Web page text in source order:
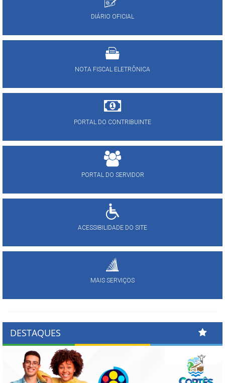
DIÁRIO OFICIAL
NOTA FISCAL ELETRÔNICA
PORTAL DO CONTRIBUINTE
PORTAL DO SERVIDOR
ACESSIBILIDADE DO SITE
MAIS SERVIÇOS
DESTAQUES